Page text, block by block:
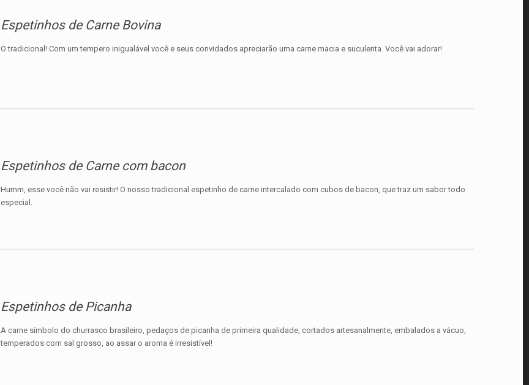
Espetinhos de Carne Bovina
O tradicional! Com um tempero inigualável você e seus convidados apreciarão uma carne macia e suculenta. Você vai adorar!
Espetinhos de Carne com bacon
Humm, esse você não vai resistir! O nosso tradicional espetinho de carne intercalado com cubos de bacon, que traz um sabor todo
especial.
Espetinhos de Picanha
A carne símbolo do churrasco brasileiro, pedaços de picanha de primeira qualidade, cortados artesanalmente, embalados a vácuo,
temperados com sal grosso, ao assar o aroma é irresistível!